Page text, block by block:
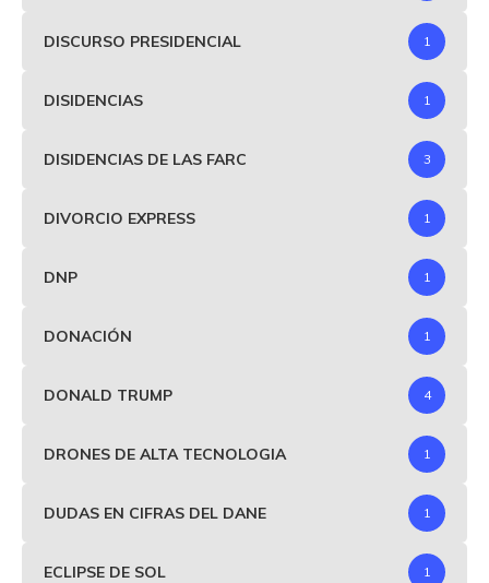
DISCURSO PRESIDENCIAL 1
DISIDENCIAS 1
DISIDENCIAS DE LAS FARC 3
DIVORCIO EXPRESS 1
DNP 1
DONACIÓN 1
DONALD TRUMP 4
DRONES DE ALTA TECNOLOGIA 1
DUDAS EN CIFRAS DEL DANE 1
ECLIPSE DE SOL 1